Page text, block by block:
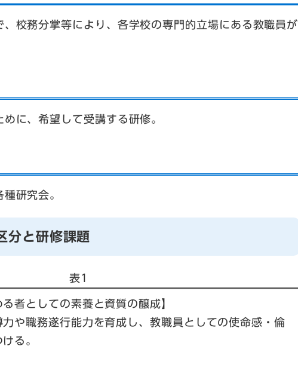
校務分掌等により、各学校の専門的立場にある教職員が
に、希望して受講する研修。
研究会。
と研修課題
表1
る者としての素養と資質の醸成】
や職務遂行能力を育成し、教職員としての使命感・倫
る。